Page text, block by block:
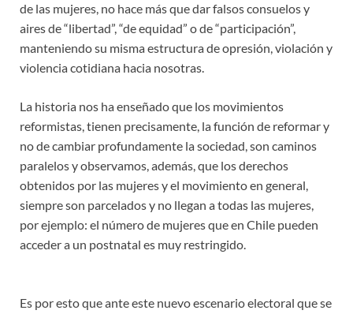
de las mujeres, no hace más que dar falsos consuelos y
aires de “libertad”, “de equidad” o de “participación”,
manteniendo su misma estructura de opresión, violación y
violencia cotidiana hacia nosotras.
La historia nos ha enseñado que los movimientos
reformistas, tienen precisamente, la función de reformar y
no de cambiar profundamente la sociedad, son caminos
paralelos y observamos, además, que los derechos
obtenidos por las mujeres y el movimiento en general,
siempre son parcelados y no llegan a todas las mujeres,
por ejemplo: el número de mujeres que en Chile pueden
acceder a un postnatal es muy restringido.
Es por esto que ante este nuevo escenario electoral que se